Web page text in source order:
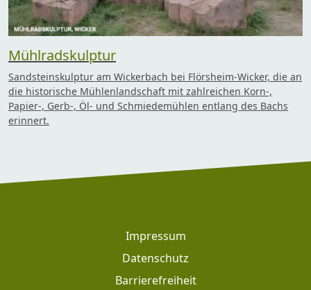
Mühlradskulptur
Sandsteinskulptur am Wickerbach bei Flörsheim-Wicker, die an
die historische Mühlenlandschaft mit zahlreichen Korn-,
Papier-, Gerb-, Öl- und Schmiedemühlen entlang des Bachs
erinnert.
Impressum
Datenschutz
Barrierefreiheit